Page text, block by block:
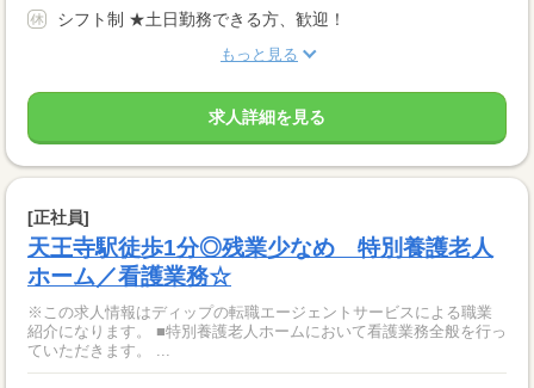
シフト制 ★土日勤務できる方、歓迎！
もっと見る
求人詳細を見る
[正社員]
天王寺駅徒歩1分◎残業少なめ 特別養護老人
ホーム／看護業務☆
※この求人情報はディップの転職エージェントサービスによる職業
紹介になります。 ■特別養護老人ホームにおいて看護業務全般を行っ
ていただきます。 ...